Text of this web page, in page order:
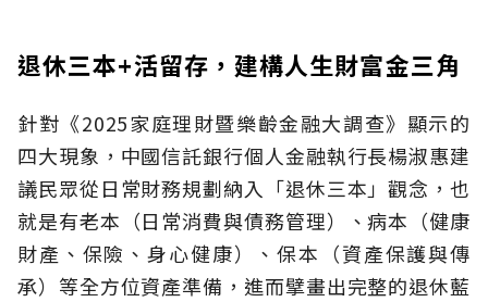
退休三本+活留存，建構人生財富金三角
針對《2025家庭理財暨樂齡金融大調查》顯示的
四大現象，中國信託銀行個人金融執行長楊淑惠建
議民眾從日常財務規劃納入「退休三本」觀念，也
就是有老本（日常消費與債務管理）、病本（健康
財產、保險、身心健康）、保本（資產保護與傳
承）等全方位資產準備，進而擘畫出完整的退休藍